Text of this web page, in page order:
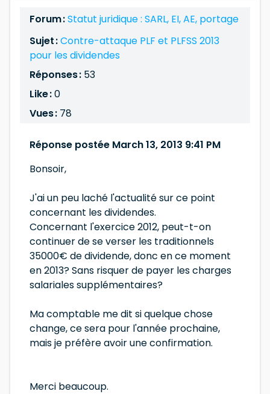
Forum :Statut juridique : SARL, EI, AE, portage
Sujet :Contre-attaque PLF et PLFSS 2013
pour les dividendes
Réponses : 53
Like :0
Vues : 78
Réponse postée March 13, 2013 9:41 PM
Bonsoir,
J'ai un peu laché l'actualité sur ce point
concernant les dividendes.
Concernant l'exercice 2012, peut-t-on
continuer de se verser les traditionnels
35000€ de dividende, donc en ce moment
en 2013? Sans risquer de payer les charges
salariales supplémentaires?
Ma comptable me dit si quelque chose
change, ce sera pour l'année prochaine,
mais je préfère avoir une confirmation.
Merci beaucoup.